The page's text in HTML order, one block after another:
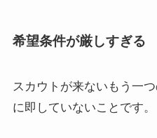
希望条件が厳しすぎる
スカウトが来ないもう一
に即していないことです。